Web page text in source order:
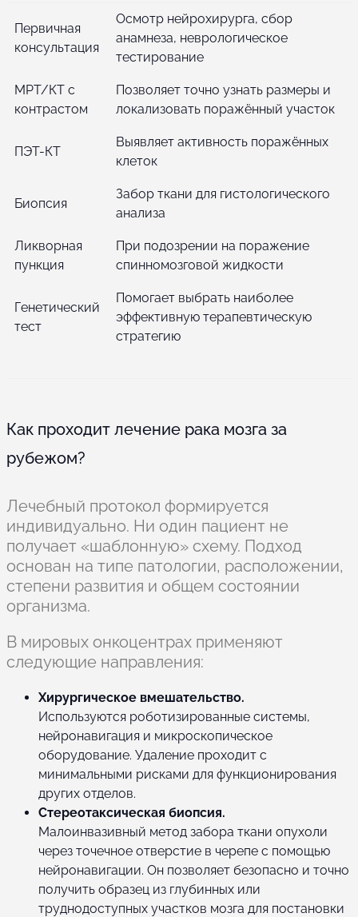
Первичная
консультация
Осмотр нейрохирурга, сбор
анамнеза, неврологическое
тестирование
МРТ/КТ с
контрастом
Позволяет точно узнать размеры и
локализовать поражённый участок
ПЭТ-КТ
Выявляет активность поражённых
клеток
Биопсия
Забор ткани для гистологического
анализа
Ликворная
пункция
При подозрении на поражение
спинномозговой жидкости
Генетический
тест
Помогает выбрать наиболее
эффективную терапевтическую
стратегию
Как проходит лечение рака мозга за
рубежом?
Лечебный протокол формируется
индивидуально. Ни один пациент не
получает «шаблонную» схему. Подход
основан на типе патологии, расположении,
степени развития и общем состоянии
организма.
В мировых онкоцентрах применяют
следующие направления:
Хирургическое вмешательство.
Используются роботизированные системы,
нейронавигация и микроскопическое
оборудование. Удаление проходит с
минимальными рисками для функционирования
других отделов.
Стереотаксическая биопсия.
Малоинвазивный метод забора ткани опухоли
через точечное отверстие в черепе с помощью
нейронавигации. Он позволяет безопасно и точно
получить образец из глубинных или
труднодоступных участков мозга для постановки